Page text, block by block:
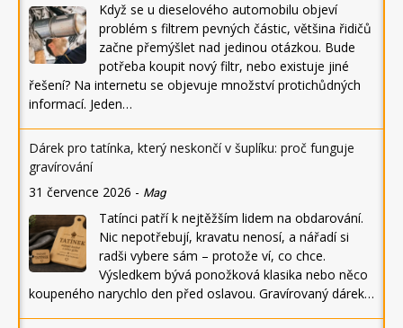
Když se u dieselového automobilu objeví
problém s filtrem pevných částic, většina řidičů
začne přemýšlet nad jedinou otázkou. Bude
potřeba koupit nový filtr, nebo existuje jiné
řešení? Na internetu se objevuje množství protichůdných
informací. Jeden…
Dárek pro tatínka, který neskončí v šuplíku: proč funguje
gravírování
31 července 2026 - Mag
Tatínci patří k nejtěžším lidem na obdarování.
Nic nepotřebují, kravatu nenosí, a nářadí si
radši vybere sám – protože ví, co chce.
Výsledkem bývá ponožková klasika nebo něco
koupeného narychlo den před oslavou. Gravírovaný dárek…